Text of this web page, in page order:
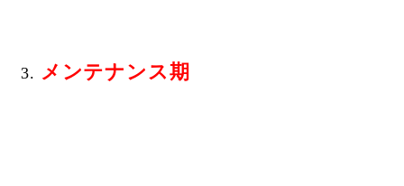
メンテナンス期